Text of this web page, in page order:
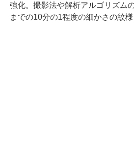
強化。撮影法や解析アルゴリズム
までの10分の1程度の細かさの紋様